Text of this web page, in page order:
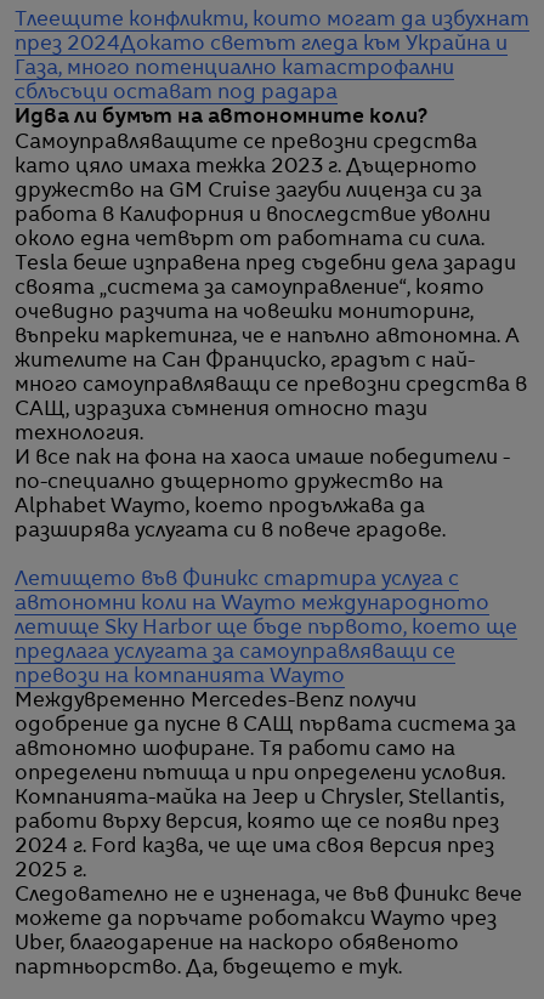
Тлеещите конфликти, които могат да избухнат
през 2024Докато светът гледа към Украйна и
Газа, много потенциално катастрофални
сблъсъци остават под радара
Идва ли бумът на автономните коли?
Самоуправляващите се превозни средства
като цяло имаха тежка 2023 г. Дъщерното
дружество на GM Cruise загуби лиценза си за
работа в Калифорния и впоследствие уволни
около една четвърт от работната си сила.
Tesla беше изправена пред съдебни дела заради
своята „система за самоуправление“, която
очевидно разчита на човешки мониторинг,
въпреки маркетинга, че е напълно автономна. А
жителите на Сан Франциско, градът с най-
много самоуправляващи се превозни средства в
САЩ, изразиха съмнения относно тази
технология.
И все пак на фона на хаоса имаше победители -
по-специално дъщерното дружество на
Alphabet Waymo, което продължава да
разширява услугата си в повече градове.
Летището във Финикс стартира услуга с
автономни коли на Waymo международното
летище Sky Harbor ще бъде първото, което ще
предлага услугата за самоуправляващи се
превози на компанията Waymo
Междувременно Mercedes-Benz получи
одобрение да пусне в САЩ първата система за
автономно шофиране. Тя работи само на
определени пътища и при определени условия.
Компанията-майка на Jeep и Chrysler, Stellantis,
работи върху версия, която ще се появи през
2024 г. Ford казва, че ще има своя версия през
2025 г.
Следователно не е изненада, че във Финикс вече
можете да поръчате роботакси Waymo чрез
Uber, благодарение на наскоро обявеното
партньорство. Да, бъдещето е тук.